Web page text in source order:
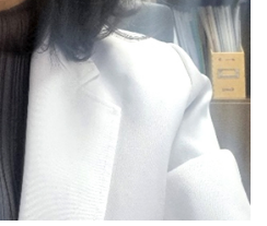
Hysterectomy -
malignant